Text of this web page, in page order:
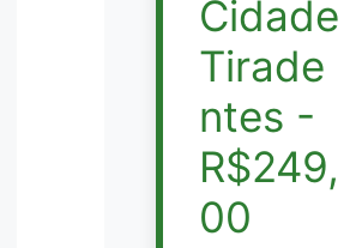
Cidade
Tirade
ntes -
R$249,
00